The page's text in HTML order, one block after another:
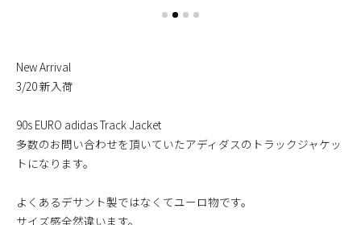
New Arrival
3/20 新入荷
90s EURO adidas Track Jacket
多数のお問い合わせを頂いていたアディダスのトラックジャケッ
トになります。
よくあるデサント製ではなくてユーロ物です。
サイズ感全然違います。